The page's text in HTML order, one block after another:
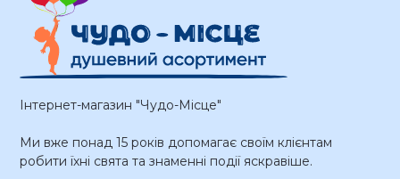
Інтернет-магазин "Чудо-Місце"
Ми вже понад 15 років допомагає своїм клієнтам
робити їхні свята та знаменні події яскравіше.